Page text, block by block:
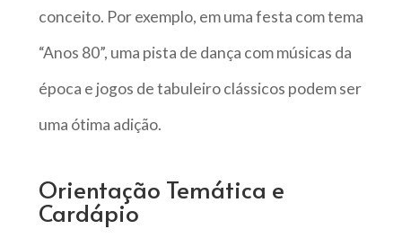
conceito. Por exemplo, em uma festa com tema
“Anos 80”, uma pista de dança com músicas da
época e jogos de tabuleiro clássicos podem ser
uma ótima adição.
Orientação Temática e
Cardápio